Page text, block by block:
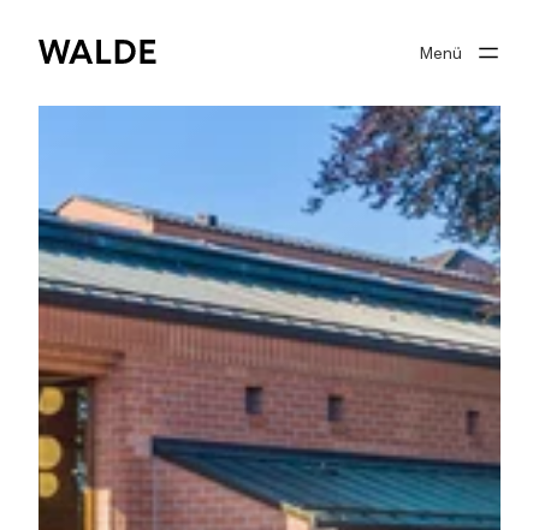
Menü
Immobilienwelt
Über Walde
Gut beraten
Suchprofil
0 Merkliste
Anmelden